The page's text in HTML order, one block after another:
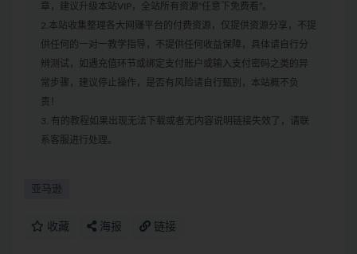
章，建议升级本站VIP，全站所有资源“任意下免费看”。
2.本站收集整理各大网赚平台的付费资源，仅提供资源分享，不提
供任何的一对一教学指导，不提供任何收益保障，具体请自行分
辨测试，如遇充值环节或绑定支付账户或输入支付密码之类的异
常步骤，建议停止操作，是否有风险请自行甄别，本站概不负
责！
3. 有的教程如果出现无法下载或者无内容说明链接失效了，请联
系客服进行处理。
亚马逊
收藏 海报 链接